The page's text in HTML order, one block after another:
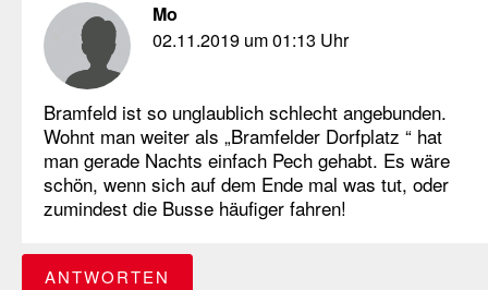
Mo
02.11.2019 um 01:13 Uhr
Bramfeld ist so unglaublich schlecht angebunden.
Wohnt man weiter als „Bramfelder Dorfplatz “ hat
man gerade Nachts einfach Pech gehabt. Es wäre
schön, wenn sich auf dem Ende mal was tut, oder
zumindest die Busse häufiger fahren!
ANTWORTEN